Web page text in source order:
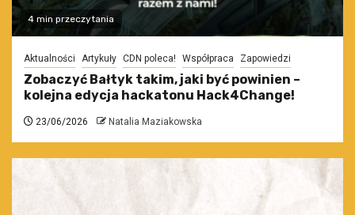
4 min przeczytania
Aktualności Artykuły CDN poleca! Współpraca Zapowiedzi
Zobaczyć Bałtyk takim, jaki być powinien –
kolejna edycja hackatonu Hack4Change!
23/06/2026 Natalia Maziakowska